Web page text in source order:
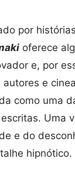
por
oferece
e, por
autores e
como uma
Uma
e do
hipnótico.